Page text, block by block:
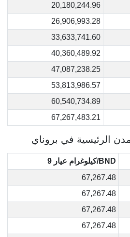
20,180,244.96
26,906,993.28
33,633,741.60
40,360,489.92
47,087,238.25
53,813,986.57
60,540,734.89
67,267,483.21
الرئيسية في بروناي
BND/كيلوغرام عيار 9
67,267.48
67,267.48
67,267.48
67,267.48